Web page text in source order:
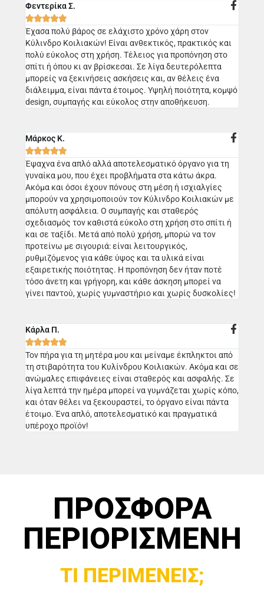
Φεντερίκα Σ.

Έχασα πολύ βάρος σε ελάχιστο χρόνο χάρη στον
Κύλινδρο Κοιλιακών! Είναι ανθεκτικός, πρακτικός και
πολύ εύκολος στη χρήση. Τέλειος για προπόνηση στο
σπίτι ή όπου κι αν βρίσκεσαι. Σε λίγα δευτερόλεπτα
μπορείς να ξεκινήσεις ασκήσεις και, αν θέλεις ένα
διάλειμμα, είναι πάντα έτοιμος. Υψηλή ποιότητα, κομψό
design, συμπαγής και εύκολος στην αποθήκευση.
Μάρκος Κ.

Έψαχνα ένα απλό αλλά αποτελεσματικό όργανο για τη
γυναίκα μου, που έχει προβλήματα στα κάτω άκρα.
Ακόμα και όσοι έχουν πόνους στη μέση ή ισχιαλγίες
μπορούν να χρησιμοποιούν τον Κύλινδρο Κοιλιακών με
απόλυτη ασφάλεια. Ο συμπαγής και σταθερός
σχεδιασμός τον καθιστά εύκολο στη χρήση στο σπίτι ή
και σε ταξίδι. Μετά από πολύ χρήση, μπορώ να τον
προτείνω με σιγουριά: είναι λειτουργικός,
ρυθμιζόμενος για κάθε ύψος και τα υλικά είναι
εξαιρετικής ποιότητας. Η προπόνηση δεν ήταν ποτέ
τόσο άνετη και γρήγορη, και κάθε άσκηση μπορεί να
γίνει παντού, χωρίς γυμναστήριο και χωρίς δυσκολίες!
Κάρλα Π.

Τον πήρα για τη μητέρα μου και μείναμε έκπληκτοι από
τη στιβαρότητα του Κυλίνδρου Κοιλιακών. Ακόμα και σε
ανώμαλες επιφάνειες είναι σταθερός και ασφαλής. Σε
λίγα λεπτά την ημέρα μπορεί να γυμνάζεται χωρίς κόπο,
και όταν θέλει να ξεκουραστεί, το όργανο είναι πάντα
έτοιμο. Ένα απλό, αποτελεσματικό και πραγματικά
υπέροχο προϊόν!
ΠΡΟΣΦΟΡΑ
ΠΕΡΙΟΡΙΣΜΕΝΗ
ΤΙ ΠΕΡΙΜΕΝΕΙΣ;